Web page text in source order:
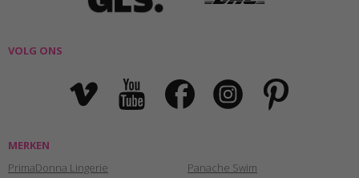
VOLG ONS
MERKEN
PrimaDonna Lingerie
Panache Swim